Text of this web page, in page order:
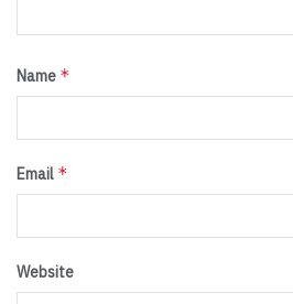
Name *
Email *
Website